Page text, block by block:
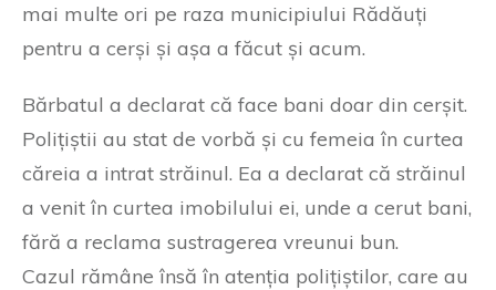
mai multe ori pe raza municipiului Rădăuți
pentru a cerși și așa a făcut și acum.
Bărbatul a declarat că face bani doar din cerșit.
Polițiștii au stat de vorbă și cu femeia în curtea
căreia a intrat străinul. Ea a declarat că străinul
a venit în curtea imobilului ei, unde a cerut bani,
fără a reclama sustragerea vreunui bun.
Cazul rămâne însă în atenția polițiștilor, care au